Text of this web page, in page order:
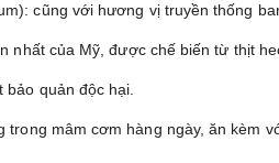
cũng với hương vị truyền thống
nhất của Mỹ, được chế biến từ thịt
bảo quản độc hại.
trong mâm cơm hàng ngày, ăn